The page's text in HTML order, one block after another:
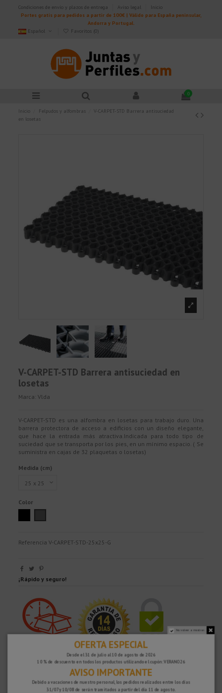
Condiciones de envío y plazos de entrega Aviso legal
Inicio
Portes gratis para pedidos a partir de 100€ | Válido para España peninsular,
Andorra y Portugal.
Español
Favoritos (0)
0
Inicio Felpudos y alfombras
V-CARPET-STD Barrera antisuciedad
en losetas
V-CARPET-STD Barrera antisuciedad en
losetas
Marca: Vlda
V-CARPET-STD es una alfombra en losetas para trabajo duro. Una
barrera protectora de acceso a edificios con un diseño elegante,
que hace la entrada más atractiva.Indicada para todo tipo de
suciedad que se transporta por los pies, en un mínimo espacio. ( Se
suministra en cajas de 32 plaquetas o losetas)
Medida (cm)
Color
Referencia V-CARPET-STD-25x25-G
¡Rápido y seguro!
No volver a mostrar.
OFERTA ESPECIAL
Desde el 31 de julio al 10 de agosto de 2026
10 % de descuento en todos los productos utilizando el cupón: VERANO26
AVISO IMPORTANTE
Debido a vacaciones de nuestro personal, los pedidos realizados entre los días
31/07 y 10/08 de serán tramitados a partir del día 11 de agosto.